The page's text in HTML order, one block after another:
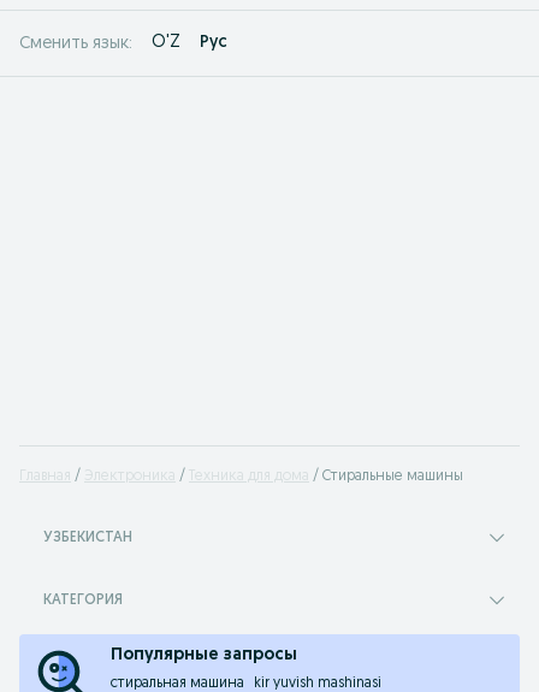
Сменить язык: O'Z Рус
Главная Электроника Техника для дома Стиральные машины
УЗБЕКИСТАН
КАТЕГОРИЯ
Популярные запросы
стиральная машина
kir yuvish mashinasi